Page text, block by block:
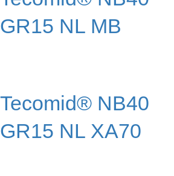
GR15 NL MB
Tecomid® NB40
GR15 NL XA70